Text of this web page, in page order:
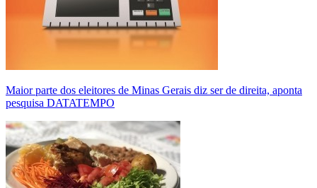
Maior parte dos eleitores de Minas Gerais diz ser de direita, aponta
pesquisa DATATEMPO